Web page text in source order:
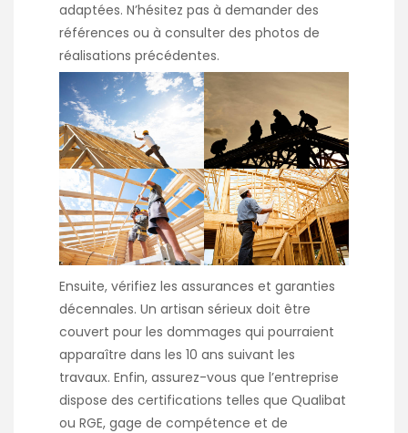
adaptées. N’hésitez pas à demander des
références ou à consulter des photos de
réalisations précédentes.
Ensuite, vérifiez les assurances et garanties
décennales. Un artisan sérieux doit être
couvert pour les dommages qui pourraient
apparaître dans les 10 ans suivant les
travaux. Enfin, assurez-vous que l’entreprise
dispose des certifications telles que Qualibat
ou RGE, gage de compétence et de